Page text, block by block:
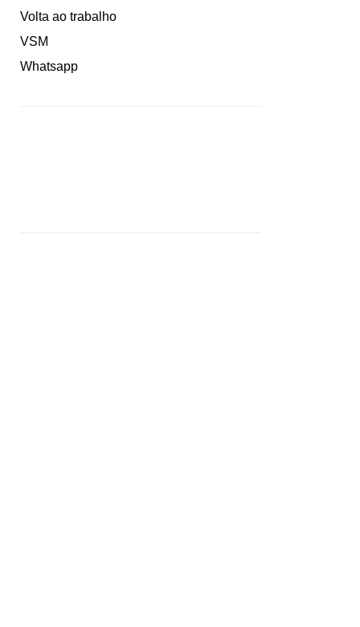
Volta ao trabalho
VSM
Whatsapp